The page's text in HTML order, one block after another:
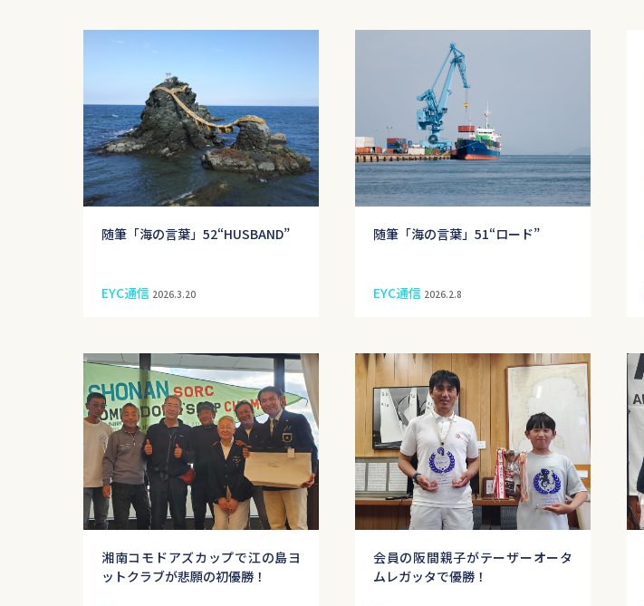
随筆「海の言葉」52“HUSBAND”
EYC通信 2026.3.20
随筆「海の言葉」51“ロード”
EYC通信 2026.2.8
湘南コモドアズカップで江の島ヨ
ットクラブが悲願の初優勝！
会員の阪間親子がテーザーオータ
ムレガッタで優勝！